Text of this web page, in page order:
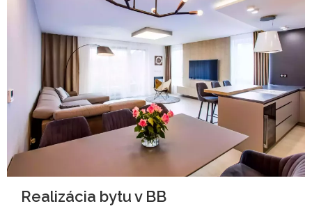
Realizácia bytu v BB